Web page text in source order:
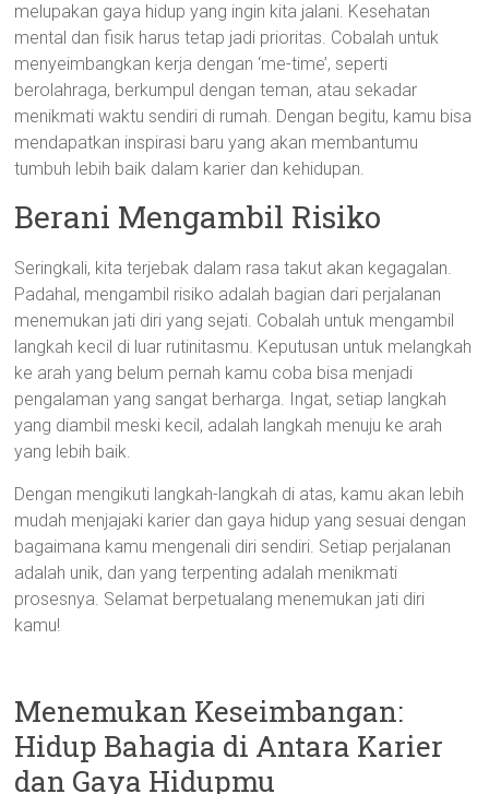
melupakan gaya hidup yang ingin kita jalani. Kesehatan
mental dan fisik harus tetap jadi prioritas. Cobalah untuk
menyeimbangkan kerja dengan ‘me-time’, seperti
berolahraga, berkumpul dengan teman, atau sekadar
menikmati waktu sendiri di rumah. Dengan begitu, kamu bisa
mendapatkan inspirasi baru yang akan membantumu
tumbuh lebih baik dalam karier dan kehidupan.
Berani Mengambil Risiko
Seringkali, kita terjebak dalam rasa takut akan kegagalan.
Padahal, mengambil risiko adalah bagian dari perjalanan
menemukan jati diri yang sejati. Cobalah untuk mengambil
langkah kecil di luar rutinitasmu. Keputusan untuk melangkah
ke arah yang belum pernah kamu coba bisa menjadi
pengalaman yang sangat berharga. Ingat, setiap langkah
yang diambil meski kecil, adalah langkah menuju ke arah
yang lebih baik.
Dengan mengikuti langkah-langkah di atas, kamu akan lebih
mudah menjajaki karier dan gaya hidup yang sesuai dengan
bagaimana kamu mengenali diri sendiri. Setiap perjalanan
adalah unik, dan yang terpenting adalah menikmati
prosesnya. Selamat berpetualang menemukan jati diri
kamu!
Menemukan Keseimbangan:
Hidup Bahagia di Antara Karier
dan Gaya Hidupmu